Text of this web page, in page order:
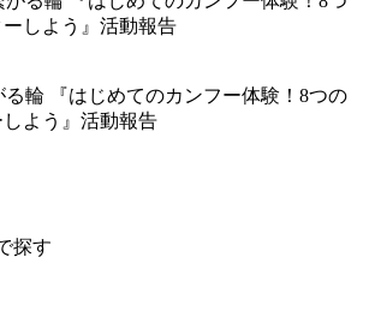
る輪 『はじめてのカンフー体験！8つの
よう』活動報告
探す